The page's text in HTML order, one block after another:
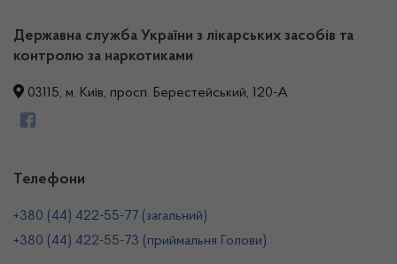
Державна служба України з лікарських засобів та
контролю за наркотиками
03115, м. Київ, просп. Берестейський, 120-А
Телефони
+380 (44) 422-55-77 (загальний)
+380 (44) 422-55-73 (приймальня Голови)